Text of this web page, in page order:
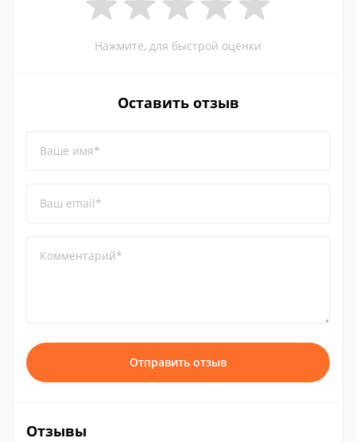
Нажмите, для быстрой оценки
Оставить отзыв
Ваше имя*
Ваш email*
Комментарий*
Отправить отзыв
Отзывы